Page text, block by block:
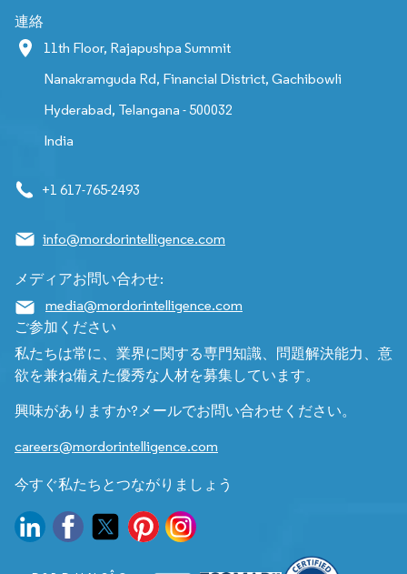
連絡
11th Floor, Rajapushpa Summit
Nanakramguda Rd, Financial District, Gachibowli
Hyderabad, Telangana - 500032
India
+1 617-765-2493
info@mordorintelligence.com
メディアお問い合わせ:
media@mordorintelligence.com
ご参加ください
私たちは常に、業界に関する専門知識、問題解決能力、意
欲を兼ね備えた優秀な人材を募集しています。
興味がありますか?メールでお問い合わせください。
careers@mordorintelligence.com
今すぐ私たちとつながりましょう